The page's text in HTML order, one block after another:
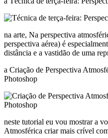
na arte, Na perspectiva
perspectiva aérea) é
distância e a vastidão de uma
a Criação de Perspectiva
Photoshop
neste tutorial eu vou mostrar a
Atmosférica criar mais crível